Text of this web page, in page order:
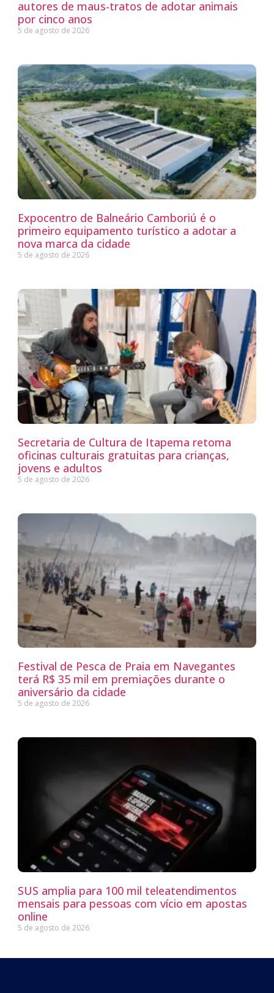
autores de maus-tratos de adotar animais
por cinco anos
5 de agosto de 2026
Expocentro de Balneário Camboriú é o
primeiro equipamento turístico a adotar a
nova marca da cidade
5 de agosto de 2026
Secretaria de Cultura de Itapema retoma
oficinas culturais gratuitas para crianças,
jovens e adultos
5 de agosto de 2026
Festival de Pesca de Praia em Navegantes
terá R$ 35 mil em premiações durante o
aniversário da cidade
5 de agosto de 2026
SUS amplia para 100 mil teleatendimentos
mensais para pessoas com vício em apostas
online
5 de agosto de 2026